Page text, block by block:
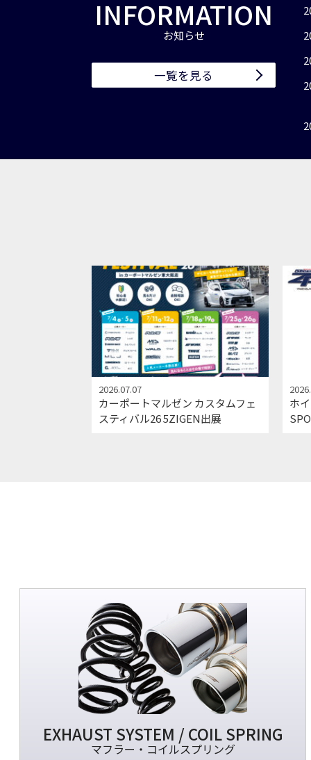
INFORMATION
お知らせ
一覧を見る
2026.07.07
カーポートマルゼン カスタムフェ
スティバル26 5ZIGEN出展
ホ
EXHAUST SYSTEM / COIL SPRING
マフラー・コイルスプリング